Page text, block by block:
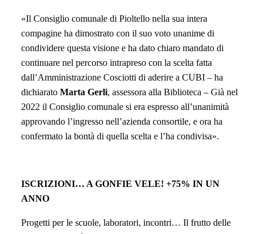
«Il Consiglio comunale di Pioltello nella sua intera
compagine ha dimostrato con il suo voto unanime di
condividere questa visione e ha dato chiaro mandato di
continuare nel percorso intrapreso con la scelta fatta
dall’Amministrazione Cosciotti di aderire a CUBI – ha
dichiarato Marta Gerli, assessora alla Biblioteca – Già nel
2022 il Consiglio comunale si era espresso all’unanimità
approvando l’ingresso nell’azienda consortile, e ora ha
confermato la bontà di quella scelta e l’ha condivisa».
ISCRIZIONI… A GONFIE VELE! +75% IN UN
ANNO
Progetti per le scuole, laboratori, incontri… Il frutto delle